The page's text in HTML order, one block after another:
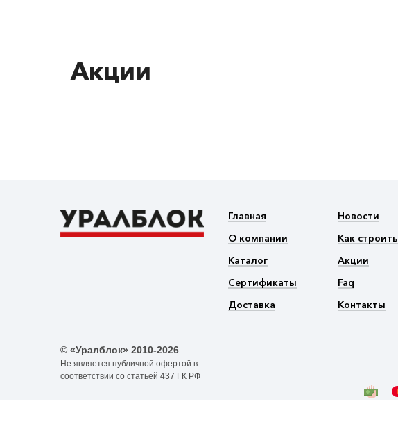
Акции
Главная
О компании
Каталог
Сертификаты
Доставка
Новости
Как строить
Акции
Faq
Контакты
© «Уралблок» 2010-2026
Не является публичной офертой в
соответствии со статьей 437 ГК РФ